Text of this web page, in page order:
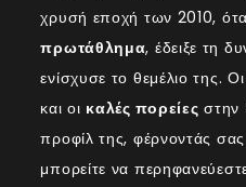
χρυσή εποχή των 2010,
πρωτάθλημα, έδειξε τη
ενίσχυσε το θεμέλιο της.
και οι καλές πορείες στην
προφίλ της, φέρνοντάς
μπορείτε να